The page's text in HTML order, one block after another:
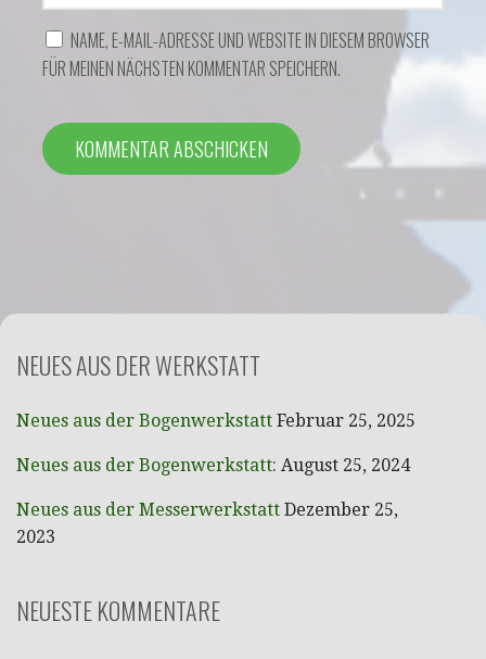
NAME, E-MAIL-ADRESSE UND WEBSITE IN DIESEM BROWSER
FÜR MEINEN NÄCHSTEN KOMMENTAR SPEICHERN.
NEUES AUS DER WERKSTATT
Neues aus der Bogenwerkstatt Februar 25, 2025
Neues aus der Bogenwerkstatt: August 25, 2024
Neues aus der Messerwerkstatt Dezember 25,
2023
NEUESTE KOMMENTARE